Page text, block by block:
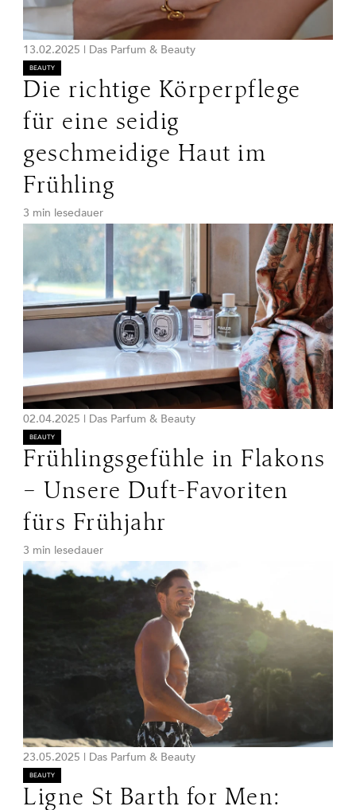
13.02.2025 | Das Parfum & Beauty
BEAUTY
Die richtige Körperpflege
für eine seidig
geschmeidige Haut im
Frühling
3 min lesedauer
02.04.2025 | Das Parfum & Beauty
BEAUTY
Frühlingsgefühle in Flakons
– Unsere Duft-Favoriten
fürs Frühjahr
3 min lesedauer
23.05.2025 | Das Parfum & Beauty
BEAUTY
Ligne St Barth for Men: